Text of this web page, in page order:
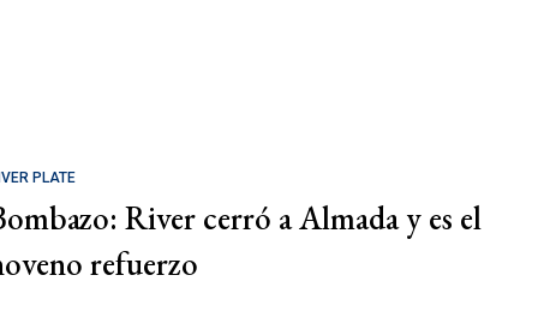
PLATE
River cerró a Almada y es el
refuerzo